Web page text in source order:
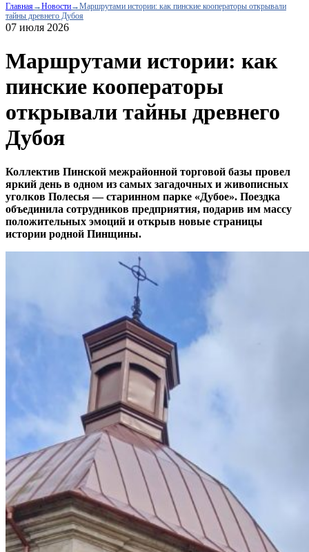
Главная→Новости→Маршрутами истории: как пинские кооператоры открывали
тайны древнего Дубоя
07 июля 2026
Маршрутами истории: как
пинские кооператоры
открывали тайны древнего
Дубоя
Коллектив Пинской межрайонной торговой базы провел
яркий день в одном из самых загадочных и живописных
уголков Полесья — старинном парке «Дубое». Поездка
объединила сотрудников предприятия, подарив им массу
положительных эмоций и открыв новые страницы
истории родной Пинщины.